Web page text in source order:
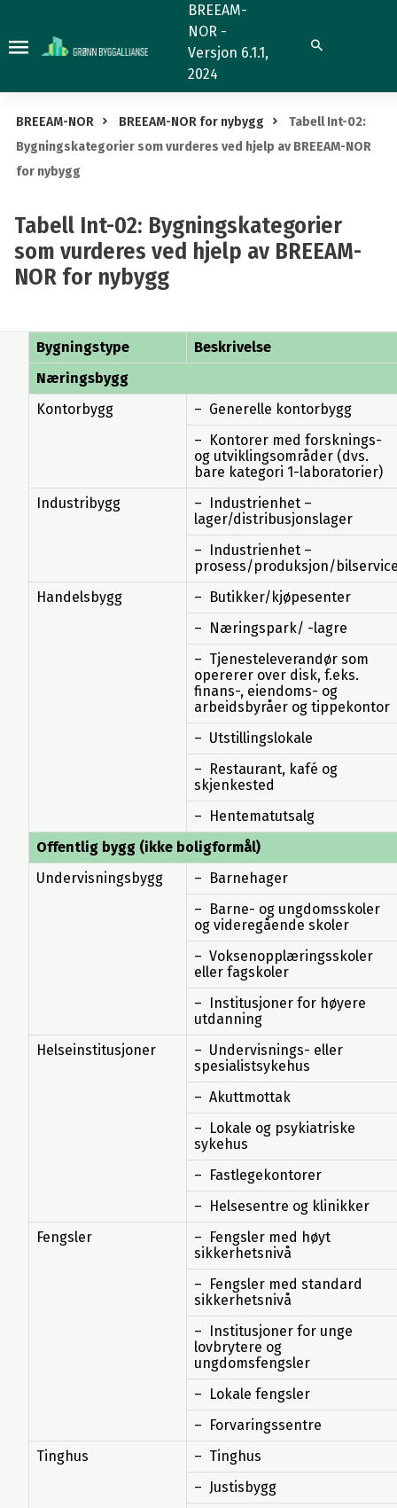
Int-
Bygningskategorier
som
vurderes
ved
av
BREEAM-
NOR
BREEAM-
NOR -
Versjon 6.1.1,
2024
Søk
BREEAM-NOR BREEAM-NOR for nybygg
Tabell Int-02:
Bygningskategorier som vurderes ved hjelp av BREEAM-NOR
for nybygg
Tabell Int-02: Bygningskategorier
som vurderes ved hjelp av BREEAM-
NOR for nybygg
Bygningstype
Beskrivelse
Næringsbygg
Kontorbygg
– Generelle kontorbygg
– Kontorer med forsknings-
og utviklingsområder (dvs.
bare kategori 1-laboratorier)
Industribygg
– Industrienhet –
lager/distribusjonslager
– Industrienhet –
prosess/produksjon/
Handelsbygg
– Butikker/kjøpesenter
– Næringspark/ -lagre
– Tjenesteleverandør som
opererer over disk, f.eks.
finans-, eiendoms- og
arbeidsbyråer og tippekontor
– Utstillingslokale
– Restaurant, kafé og
skjenkested
– Hentematutsalg
Offentlig bygg (ikke boligformål)
Undervisningsbygg
– Barnehager
– Barne- og ungdomsskoler
og videregående skoler
– Voksenopplæringsskoler
eller fagskoler
– Institusjoner for høyere
utdanning
Helseinstitusjoner
– Undervisnings- eller
spesialistsykehus
– Akuttmottak
– Lokale og psykiatriske
sykehus
– Fastlegekontorer
– Helsesentre og klinikker
Fengsler
– Fengsler med høyt
sikkerhetsnivå
– Fengsler med standard
sikkerhetsnivå
– Institusjoner for unge
lovbrytere og
ungdomsfengsler
– Lokale fengsler
– Forvaringssentre
Tinghus
– Tinghus
– Justisbygg